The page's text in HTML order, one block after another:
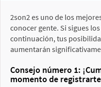
2son2 es uno de los
conocer gente. Si sigues
continuación, tus
aumentarán
Consejo número 1:
momento de